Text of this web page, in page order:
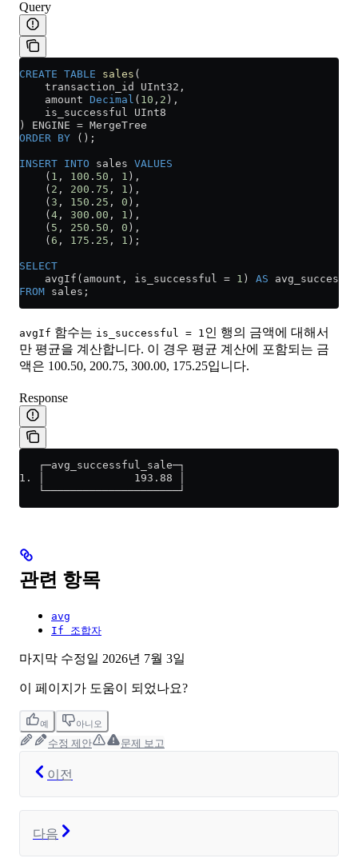
Query
CREATE TABLE sales (
    transaction_id UInt32,
    amount
Decimal ( 10 , 2 ),
    is_successful UInt8
) ENGINE = MergeTree
ORDER BY ();
INSERT INTO sales VALUES
    (
1 , 100 . 50 , 1 ),
    (
2 , 200 . 75 , 1 ),
    (
3 , 150 . 25 , 0 ),
    (
4 , 300 . 00 , 1 ),
    (
5 , 250 . 50 , 0 ),
    (
6 , 175 . 25 , 1 );
SELECT
    avgIf(amount, is_successful
= 1 ) AS
FROM sales;
avgIf 함수는 is_successful = 1 인 행의 금액에 대해서
만 평균을 계산합니다. 이 경우 평균 계산에 포함되는 금
액은 100.50, 200.75, 300.00, 175.25입니다.
Response
   ┌─avg_successful_sale─┐
1. │              193.88 │
   └─────────────────────┘
관련 항목
avg
If 조합자
마지막 수정일 2026년 7월 3일
이 페이지가 도움이 되었나요?
예 아니오
수정 제안 문제 보고
이전
다음